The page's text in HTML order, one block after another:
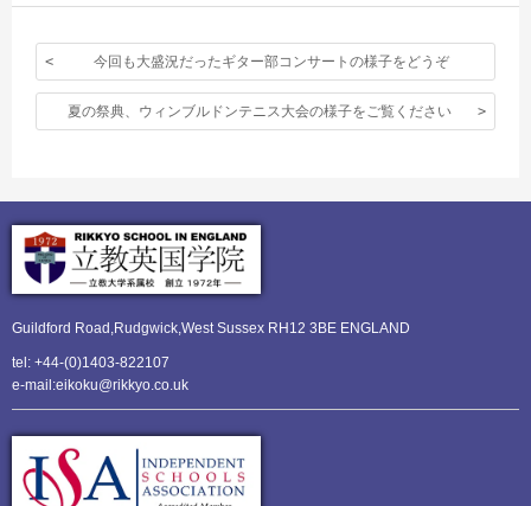
今回も大盛況だったギター部コンサートの様子をどうぞ
夏の祭典、ウィンブルドンテニス大会の様子をご覧ください
Guildford Road,Rudgwick,West Sussex RH12 3BE ENGLAND
tel: +44-(0)1403-822107
e-mail:eikoku@rikkyo.co.uk